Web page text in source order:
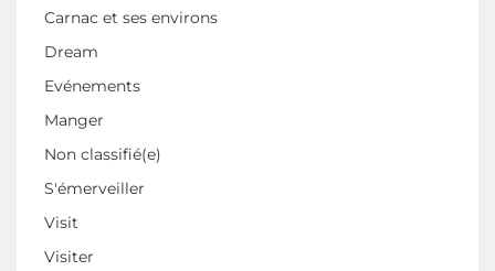
Carnac et ses environs
Dream
Evénements
Manger
Non classifié(e)
S'émerveiller
Visit
Visiter